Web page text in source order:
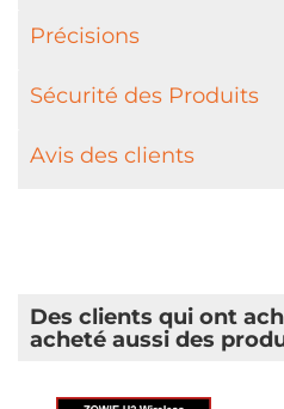
Précisions
Sécurité des Produits
Avis des clients
Des clients qui ont
acheté aussi des